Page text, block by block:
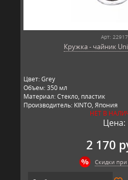
Арт: 22917
Кружка - чайник
Цвет: Grey
Объем: 350 мл
Материал: Стекло, пластик
Производитель: KINTO, Япония
НЕТ В
Цена:
2 170
Скидки при